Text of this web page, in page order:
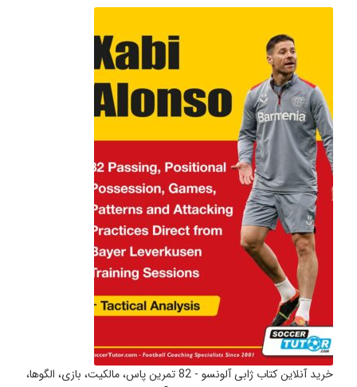
خرید آنلاین کتاب ژابی آلونسو - 82 تمرین پاس، مالکیت، بازی، الگوها،